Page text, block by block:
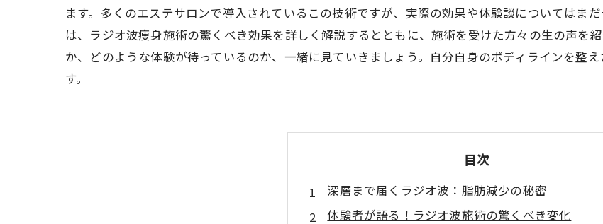
ます。多くのエステサロンで導入されているこの技術ですが、実際の効果や体験談についてはま
は、ラジオ波痩身施術の驚くべき効果を詳しく解説するとともに、施術を受けた方々の生の声を
か、どのような体験が待っているのか、一緒に見ていきましょう。自分自身のボディラインを整
す。
目次
深層まで届くラジオ波：脂肪減少の秘密
体験者が語る！ラジオ波施術の驚くべき変化